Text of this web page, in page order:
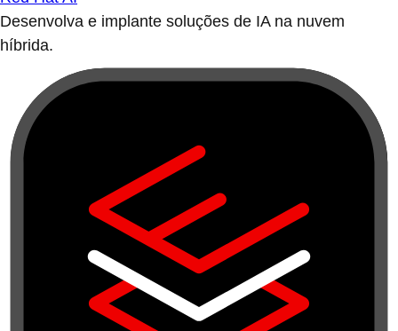
Desenvolva e implante soluções de IA na nuvem
híbrida.